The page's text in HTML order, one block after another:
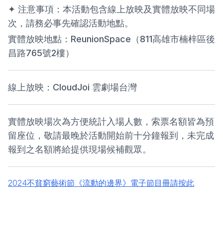
✦ 注意事項：本活動包含線上放映及實體放映不同場
次，請務必事先確認活動地點。
實體放映地點：ReunionSpace（811高雄市楠梓區後
昌路765號2樓）
線上放映：CloudJoi 雲劇場台灣
實體放映場次為方便統計入場人數，索票名額皆為預
留座位，敬請最晚於活動開始前十分鐘報到，未完成
報到之名額將給提供現場候補觀眾。
2024不貧窮藝術節《流動的邊界》電子節目冊請按此